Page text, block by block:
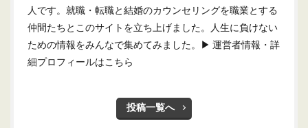
人です。就職・転職と結婚のカウンセリングを職業とする
仲間たちとこのサイトを立ち上げました。人生に負けない
ための情報をみんなで集めてみました。
▶ 運営者情報・詳
細プロフィールはこちら
投稿一覧へ